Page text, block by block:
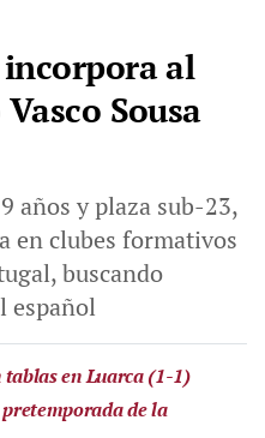
al
Sousa
años y plaza sub-23,
en clubes formativos
buscando
español
en Luarca (1-1)
de la